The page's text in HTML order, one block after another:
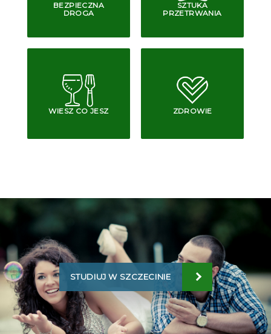
BEZPIECZNA
DROGA
SZTUKA
PRZETRWANIA
WIESZ CO JESZ ZDROWIE
STUDIUJ W SZCZECINIE